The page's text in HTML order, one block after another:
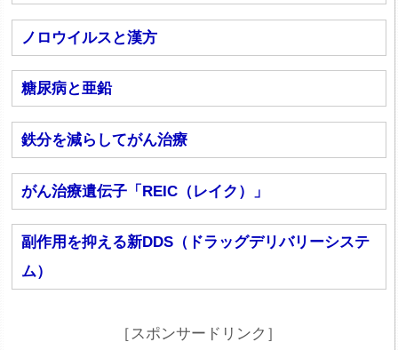
ノロウイルスと漢方
糖尿病と亜鉛
鉄分を減らしてがん治療
がん治療遺伝子「REIC（レイク）」
副作用を抑える新DDS（ドラッグデリバリーシステ
ム）
［スポンサードリンク］